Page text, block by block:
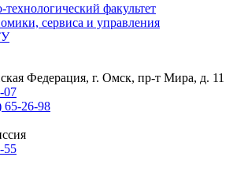
факультет
сервиса и управления
Федерация, г. Омск, пр-т Мира, д. 11
07
65-26-98
55